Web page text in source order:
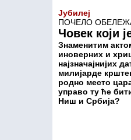
Јубилеј
ПОЧЕЛО
Човек који
Знаменитим
иноверних и
најзначајнијих
милијарде
родно место
управо ту ће
Ниш и Србија?